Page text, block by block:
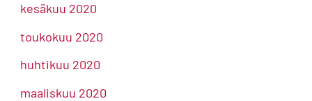
kesäkuu 2020
toukokuu 2020
huhtikuu 2020
maaliskuu 2020